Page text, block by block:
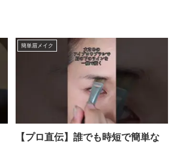
簡単眉メイク
【プロ直伝】誰でも時短で簡単な